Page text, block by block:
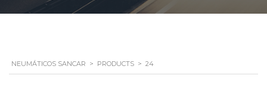
NEUMÁTICOS SANCAR > PRODUCTS > 24